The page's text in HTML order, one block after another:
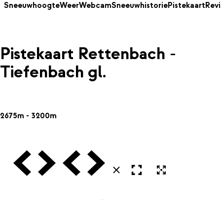
SneeuwhoogteWeerWebcamSneeuwhistoriePistekaart
Pistekaart Rettenbach -
Tiefenbach gl.
2675m - 3200m
Vorige VolgendeVorige Volgende
SluitenOpen in volledig scherm